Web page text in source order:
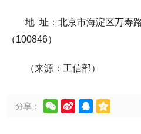
地 址：北京市海淀区万寿
（100846）
（来源：工信部）
分享：    